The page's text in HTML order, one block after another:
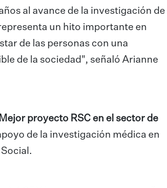
al avance de la investigación de
un hito importante en
de las personas con una
de la sociedad", señaló Arianne
proyecto RSC en el sector de
de la investigación médica en